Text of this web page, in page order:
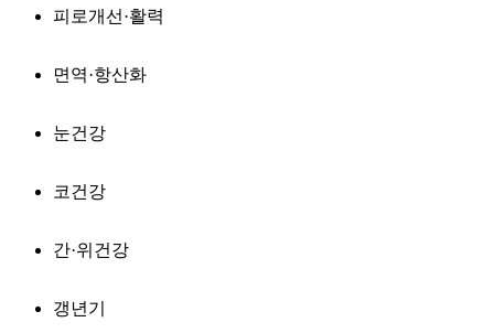
피로개선·활력
면역·항산화
눈건강
코건강
간·위건강
갱년기